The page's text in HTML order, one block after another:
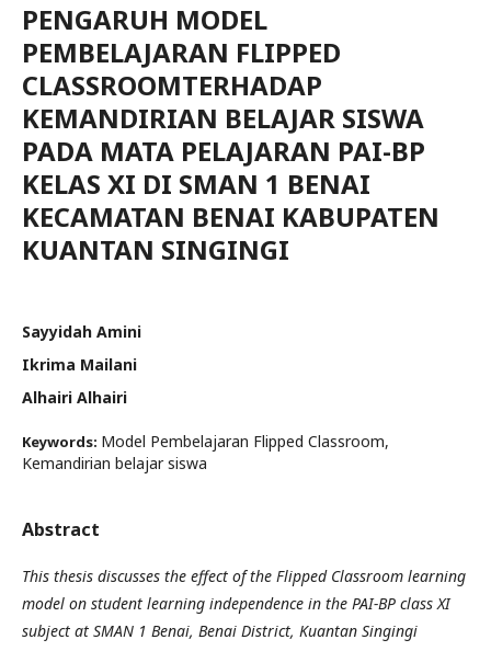
PENGARUH MODEL
PEMBELAJARAN FLIPPED
CLASSROOMTERHADAP
KEMANDIRIAN BELAJAR SISWA
PADA MATA PELAJARAN PAI-BP
KELAS XI DI SMAN 1 BENAI
KECAMATAN BENAI KABUPATEN
KUANTAN SINGINGI
Sayyidah Amini
Ikrima Mailani
Alhairi Alhairi
Keywords: Model Pembelajaran Flipped Classroom,
Kemandirian belajar siswa
Abstract
This thesis discusses the effect of the Flipped Classroom learning
model on student learning independence in the PAI-BP class XI
subject at SMAN 1 Benai, Benai District, Kuantan Singingi